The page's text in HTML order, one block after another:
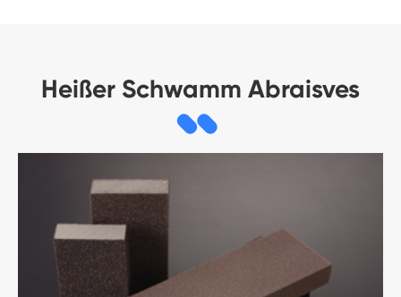
Heißer Schwamm Abraisves